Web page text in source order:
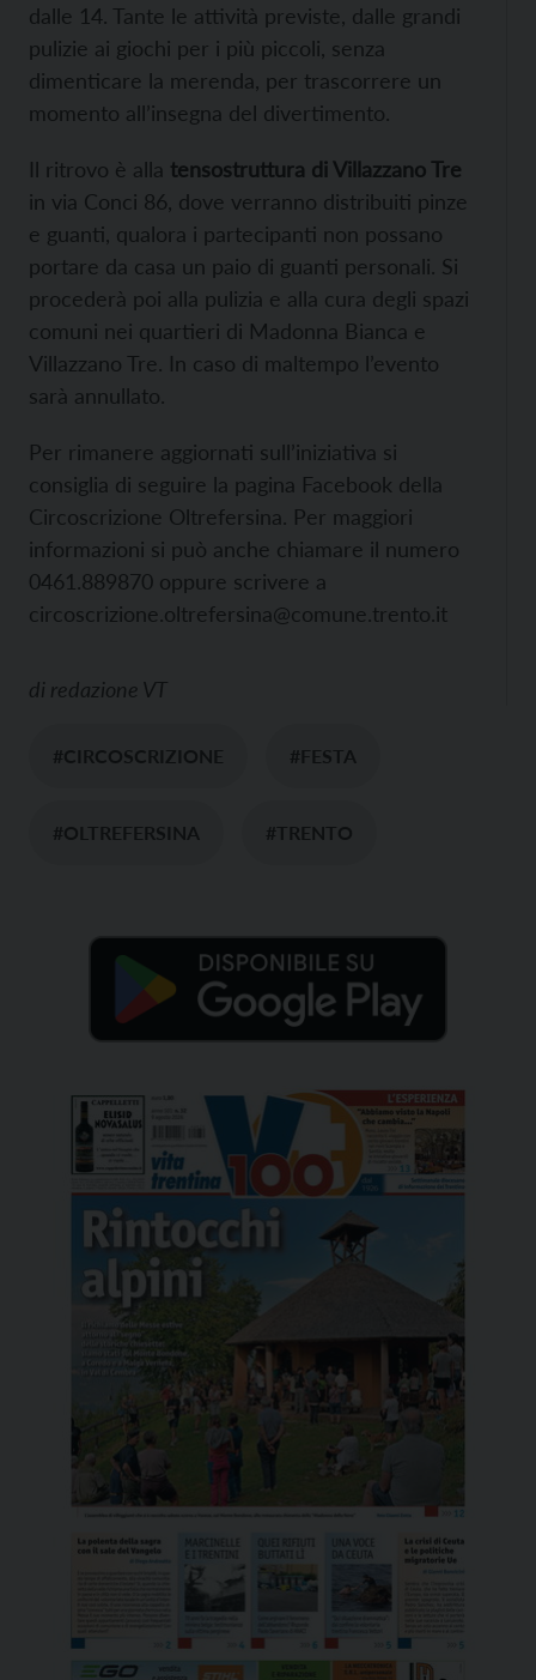
dalle 14. Tante le attività previste, dalle grandi
pulizie ai giochi per i più piccoli, senza
dimenticare la merenda, per trascorrere un
momento all’insegna del divertimento.
Il ritrovo è alla tensostruttura di Villazzano Tre
in via Conci 86, dove verranno distribuiti pinze
e guanti, qualora i partecipanti non possano
portare da casa un paio di guanti personali. Si
procederà poi alla pulizia e alla cura degli spazi
comuni nei quartieri di Madonna Bianca e
Villazzano Tre. In caso di maltempo l’evento
sarà annullato.
Per rimanere aggiornati sull’iniziativa si
consiglia di seguire la pagina Facebook della
Circoscrizione Oltrefersina. Per maggiori
informazioni si può anche chiamare il numero
0461.889870 oppure scrivere a
circoscrizione.oltrefersina@comune.trento.it
di redazione VT
#CIRCOSCRIZIONE #FESTA
#OLTREFERSINA #TRENTO